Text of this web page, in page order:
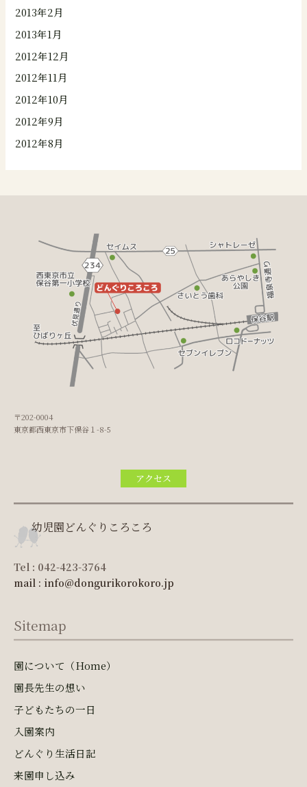
2013年2月
2013年1月
2012年12月
2012年11月
2012年10月
2012年9月
2012年8月
〒202-0004
東京都西東京市下保谷１-8-5
アクセス
幼児園どんぐりころころ
Tel : 042-423-3764
mail : info@dongurikorokoro.jp
Sitemap
園について（Home）
園長先生の想い
子どもたちの一日
入園案内
どんぐり生活日記
来園申し込み